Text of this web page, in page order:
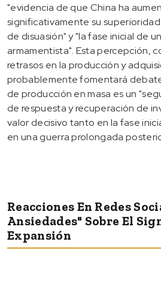
"evidencia de que China ha
significativamente su
de disuasión" y "la fase inicial de
armamentista". Esta percepción,
retrasos en la producción y
probablemente fomentará
de producción en masa es un
de respuesta y recuperación de
valor decisivo tanto en la fase
en una guerra prolongada
Reacciones En Redes
Ansiedades" Sobre El
Expansión